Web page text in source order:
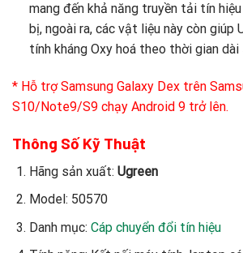
mang đến khả năng truyền tải tín
bị, ngoài ra, các vật liệu này còn giúp
tính kháng Oxy hoá theo thời gian dài
* Hỗ trợ Samsung Galaxy Dex trên
S10/Note9/S9 chạy Android 9 trở lên.
Thông Số Kỹ Thuật
Hãng sản xuất: Ugreen
Model: 50570
Danh mục: Cáp chuyển đổi tín hiệu